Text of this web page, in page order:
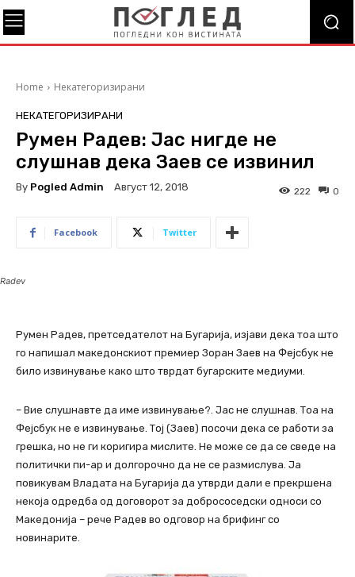
Home Некатегоризирани
НЕКАТЕГОРИЗИРАНИ
Румен Радев: Јас нигде не
слушнав дека Заев се извинил
By Pogled Admin Август 12, 2018 0
222
Facebook Twitter
Radev
Румен Радев, претседателот на Бугарија, изјави дека тоа што
го напишал македонскиот премиер Зоран Заев на Фејсбук не
било извинување како што тврдат бугарските медиуми.
– Вие слушнавте да име извинување?. Јас не слушнав. Тоа на
Фејсбук не е извинување. Тој (Заев) посочи дека се работи за
грешка, но не ги коригира мислите. Не може се да се сведе на
политички пи-ар и долгорочно да не се размислува. Ја
повикувам Владата на Бугарија да утврди дали е прекршена
некоја одредба од договорот за добрососедски односи со
Македонија – рече Радев во одговор на брифинг со
новинарите.